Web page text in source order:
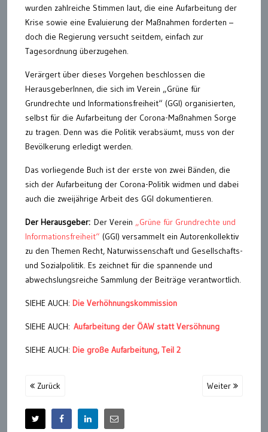
wurden zahlreiche Stimmen laut, die eine Aufarbeitung der
Krise sowie eine Evaluierung der Maßnahmen forderten –
doch die Regierung versucht seitdem, einfach zur
Tagesordnung überzugehen.
Verärgert über dieses Vorgehen beschlossen die
HerausgeberInnen, die sich im Verein „Grüne für
Grundrechte und Informationsfreiheit“ (GGI) organisierten,
selbst für die Aufarbeitung der Corona-Maßnahmen Sorge
zu tragen. Denn was die Politik verabsäumt, muss von der
Bevölkerung erledigt werden.
Das vorliegende Buch ist der erste von zwei Bänden, die
sich der Aufarbeitung der Corona-Politik widmen und dabei
auch die zweijährige Arbeit des GGI dokumentieren.
Der Herausgeber: Der Verein „Grüne für Grundrechte und
Informationsfreiheit“ (GGI) versammelt ein Autorenkollektiv
zu den Themen Recht, Naturwissenschaft und Gesellschafts-
und Sozialpolitik. Es zeichnet für die spannende und
abwechslungsreiche Sammlung der Beiträge verantwortlich.
SIEHE AUCH: Die Verhöhnungskommission
SIEHE AUCH: Aufarbeitung der ÖAW statt Versöhnung
SIEHE AUCH: Die große Aufarbeitung, Teil 2
Zurück Weiter